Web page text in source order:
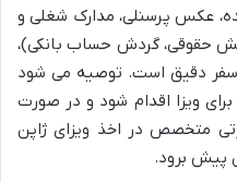
عکس پرسنلی، مدارک شغلی و
حقوقی، گردش حساب بانکی)،
سفر دقیق است. توصیه می شود
ویزا اقدام شود و در صورت
متخصص در اخذ ویزای ژاپن
پیش برود.